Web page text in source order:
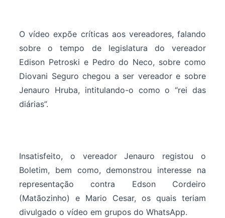
O vídeo expõe críticas aos vereadores, falando
sobre o tempo de legislatura do vereador
Edison Petroski e Pedro do Neco, sobre como
Diovani Seguro chegou a ser vereador e sobre
Jenauro Hruba, intitulando-o como o “rei das
diárias”.
Insatisfeito, o vereador Jenauro registou o
Boletim, bem como, demonstrou interesse na
representação contra Edson Cordeiro
(Matãozinho) e Mario Cesar, os quais teriam
divulgado o vídeo em grupos do WhatsApp.